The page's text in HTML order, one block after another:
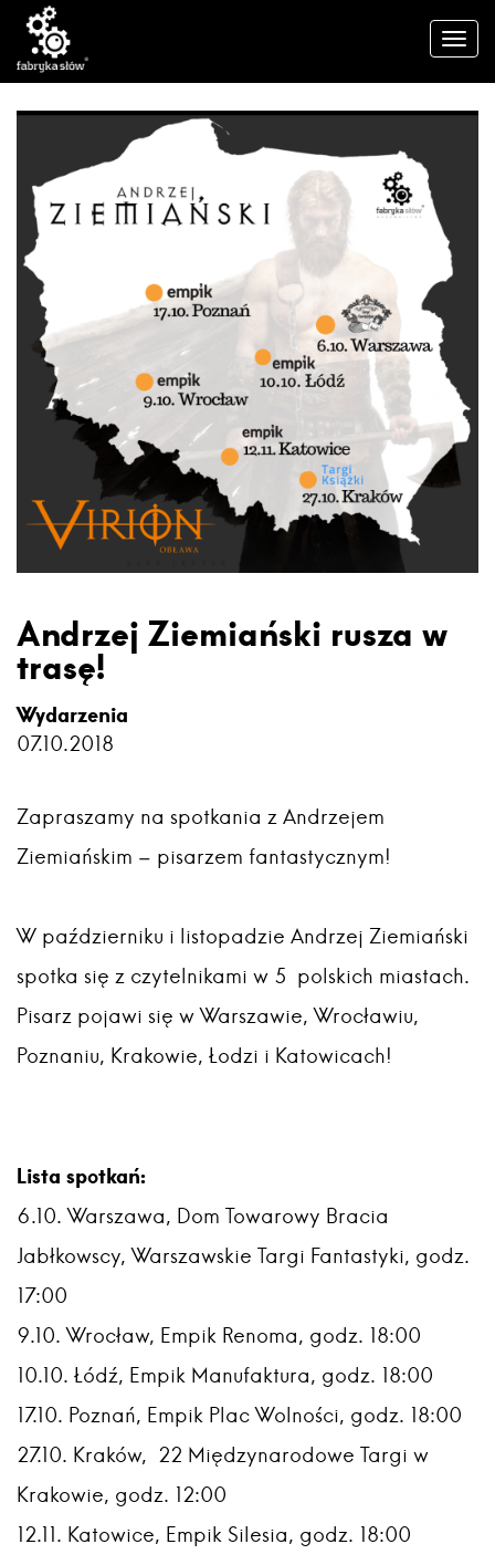
Andrzej Ziemiański rusza w
trasę!
Wydarzenia
07.10.2018
Zapraszamy na spotkania z Andrzejem
Ziemiańskim – pisarzem fantastycznym!
W październiku i listopadzie Andrzej Ziemiański
spotka się z czytelnikami w 5 polskich miastach.
Pisarz pojawi się w Warszawie, Wrocławiu,
Poznaniu, Krakowie, Łodzi i Katowicach!
Lista spotkań:
6.10. Warszawa, Dom Towarowy Bracia
Jabłkowscy, Warszawskie Targi Fantastyki, godz.
17:00
9.10. Wrocław, Empik Renoma, godz. 18:00
10.10. Łódź, Empik Manufaktura, godz. 18:00
17.10. Poznań, Empik Plac Wolności, godz. 18:00
27.10. Kraków, 22 Międzynarodowe Targi w
Krakowie, godz. 12:00
12.11. Katowice, Empik Silesia, godz. 18:00